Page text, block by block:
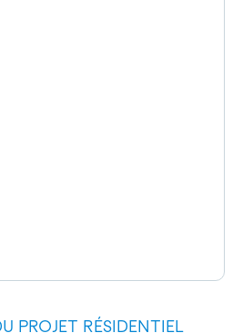
PROJET RÉSIDENTIEL